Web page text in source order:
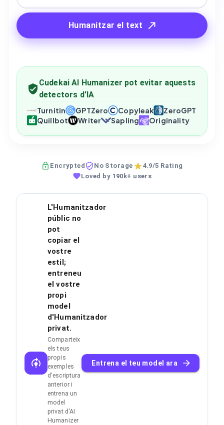
Humanitzar el text
Cudekai AI Humanizer pot evitar aquests
detectors d'IA
Turnitin GPTZero Copyleak
ZeroGPT
Quillbot
Writer Sapling Originality
Encrypted No Storage
4.9/5 Rating
Loved by 190k+ users
L'Humanitzador
públic no
pot
copiar el
vostre
estil;
entreneu
el vostre
propi
model
d'Humanitzador
privat.
Comparteix
els teus
propis
exemples
d'escriptura
anterior i
entrena un
model
privat d'AI
Humanizer
Entrena el teu model ara